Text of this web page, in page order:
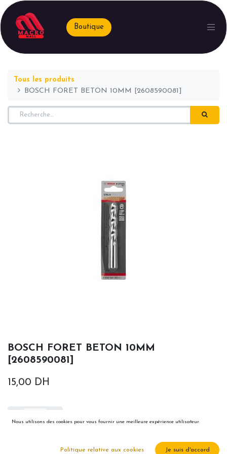
Boutique
Tous les produits
BOSCH FORET BETON 10MM [2608590081]
BOSCH FORET BETON 10MM
[2608590081]
15,00 DH
Nous utilisons des cookies pour vous fournir une meilleure expérience utilisateur.
Politique relative aux cookies Je suis d'accord